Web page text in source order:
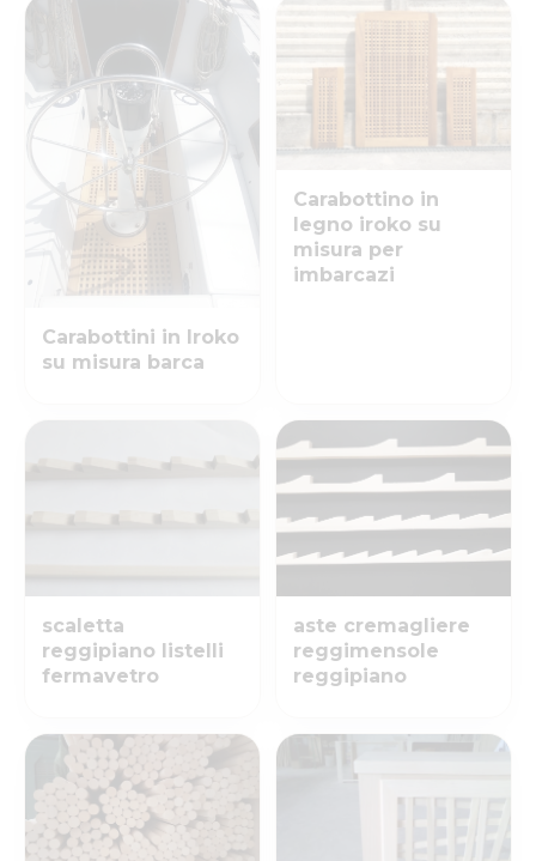
Carabottini in Iroko
su misura barca
Carabottino in
legno iroko su
misura per
imbarcazi
scaletta
reggipiano listelli
fermavetro
aste cremagliere
reggimensole
reggipiano